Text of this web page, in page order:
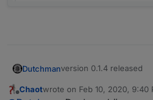
Dutchmanversion 0.1.4 released
Offline
Chaotwrote on Feb 10, 2020, 9:40
last edited by ChaotFeb 10,